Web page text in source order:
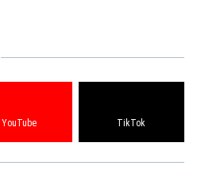
YouTube TikTok